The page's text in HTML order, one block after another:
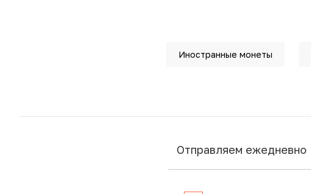
Иностранные монеты
Отправляем ежедневно